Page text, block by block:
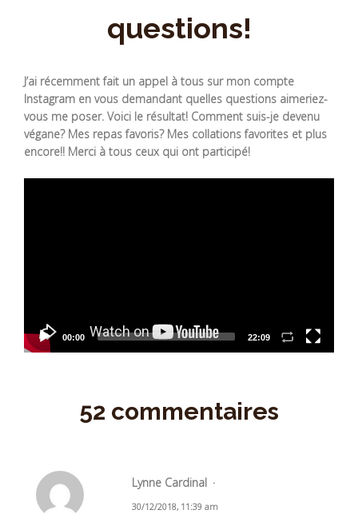
questions!
J’ai récemment fait un appel à tous sur mon compte
Instagram en vous demandant quelles questions aimeriez-
vous me poser. Voici le résultat! Comment suis-je devenu
végane? Mes repas favoris? Mes collations favorites et plus
encore!! Merci à tous ceux qui ont participé!
00:00 22:09
52 commentaires
Lynne Cardinal
30/12/2018, 11:39 am